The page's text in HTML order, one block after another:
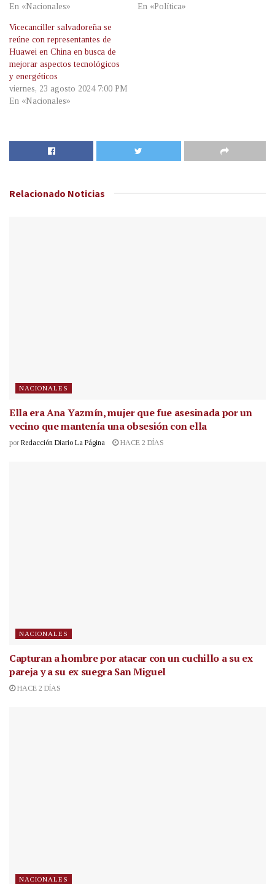
En «Nacionales» En «Política»
Vicecanciller salvadoreña se
reúne con representantes de
Huawei en China en busca de
mejorar aspectos tecnológicos
y energéticos
viernes, 23 agosto 2024 7:00 PM
En «Nacionales»
Relacionado Noticias
NACIONALES
Ella era Ana Yazmín, mujer que fue asesinada por un
vecino que mantenía una obsesión con ella
por Redacción Diario La Página HACE 2 DÍAS
NACIONALES
Capturan a hombre por atacar con un cuchillo a su ex
pareja y a su ex suegra San Miguel
HACE 2 DÍAS
NACIONALES